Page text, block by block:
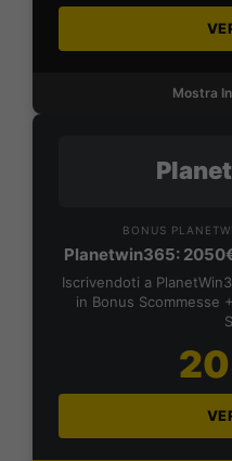
Mostra
BONUS
Planetwin365:
Iscrivendoti a
in Bonus Scommesse